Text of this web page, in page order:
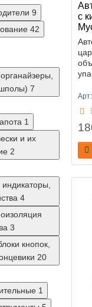
9
42
7
1
и их
2
4
3
кнопок,
20
1
с